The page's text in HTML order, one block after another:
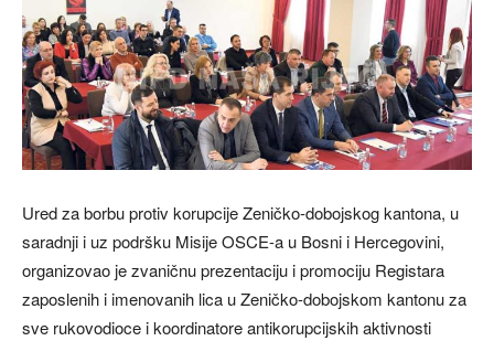
Ured za borbu protiv korupcije Zeničko-dobojskog kantona, u
saradnji i uz podršku Misije OSCE-a u Bosni i Hercegovini,
organizovao je zvaničnu prezentaciju i promociju Registara
zaposlenih i imenovanih lica u Zeničko-dobojskom kantonu za
sve rukovodioce i koordinatore antikorupcijskih aktivnosti